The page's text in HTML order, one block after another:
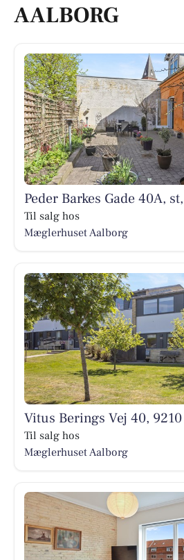
AALBORG
Peder Barkes Gade 40A,
Til salg hos
Mæglerhuset Aalborg
Vitus Berings Vej 40,
Til salg hos
Mæglerhuset Aalborg